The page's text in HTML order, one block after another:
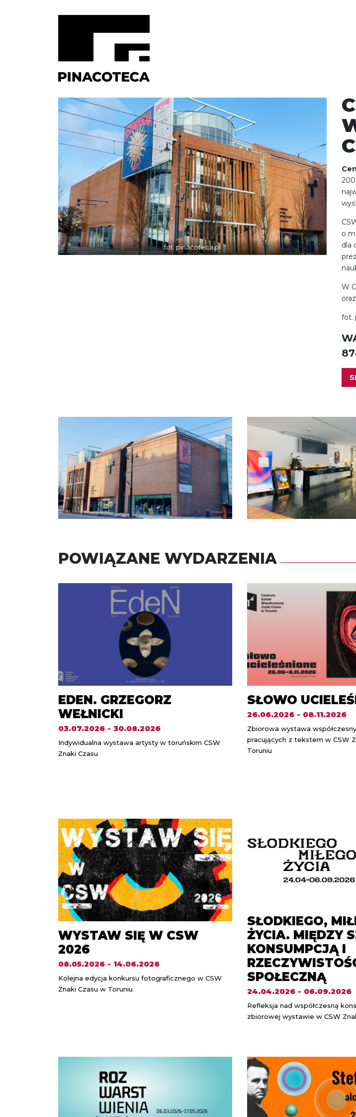
fot. pinacoteca.pl
o
dla
W
oraz
fot.
POWIĄZANE WYDARZENIA
EDEN. GRZEGORZ
WEŁNICKI
03.07.2026 - 30.08.2026
Indywidualna wystawa artysty w toruńskim CSW
Znaki Czasu
SŁOWO
26.06.2026 - 08.11.2026
Zbiorowa wystawa
pracujących z tekstem w CSW
Toruniu
WYSTAW SIĘ W CSW
2026
08.05.2026 - 14.06.2026
Kolejna edycja konkursu fotograficznego w CSW
Znaki Czasu w Toruniu
SŁODKIEGO,
ŻYCIA. MIĘDZY
KONSUMPCJĄ I
SPOŁECZNĄ
24.04.2026 - 06.09.2026
Refleksja nad współczesną
zbiorowej wystawie w CSW